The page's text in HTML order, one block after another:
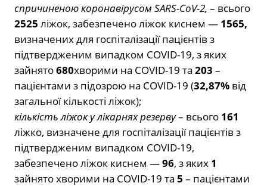
спричиненою коронавірусом SARS-CoV-2, – всього
2525 ліжок, забезпечено ліжок киснем — 1565,
визначених для госпіталізації пацієнтів з
підтвердженим випадком COVID-19, з яких
зайнято680хворими на COVID-19 та 203 –
пацієнтами з підозрою на COVID-19 (32,87% від
загальної кількості ліжок);
кількість ліжок у лікарнях резерву– всього 161
ліжко, визначене для госпіталізації пацієнтів з
підтвердженим випадком COVID-19,
забезпечено ліжок киснем —96, з яких 1
зайнято хворими на COVID-19 та 5 – пацієнтами